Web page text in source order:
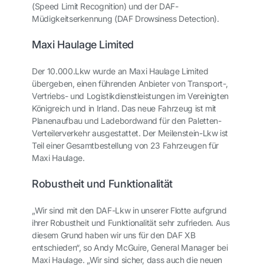
(Speed Limit Recognition) und der DAF-
Müdigkeitserkennung (DAF Drowsiness Detection).
Maxi Haulage Limited
Der 10.000.Lkw wurde an Maxi Haulage Limited
übergeben, einen führenden Anbieter von Transport-,
Vertriebs- und Logistikdienstleistungen im Vereinigten
Königreich und in Irland. Das neue Fahrzeug ist mit
Planenaufbau und Ladebordwand für den Paletten-
Verteilerverkehr ausgestattet. Der Meilenstein-Lkw ist
Teil einer Gesamtbestellung von 23 Fahrzeugen für
Maxi Haulage.
Robustheit und Funktionalität
„Wir sind mit den DAF-Lkw in unserer Flotte aufgrund
ihrer Robustheit und Funktionalität sehr zufrieden. Aus
diesem Grund haben wir uns für den DAF XB
entschieden“, so Andy McGuire, General Manager bei
Maxi Haulage. „Wir sind sicher, dass auch die neuen